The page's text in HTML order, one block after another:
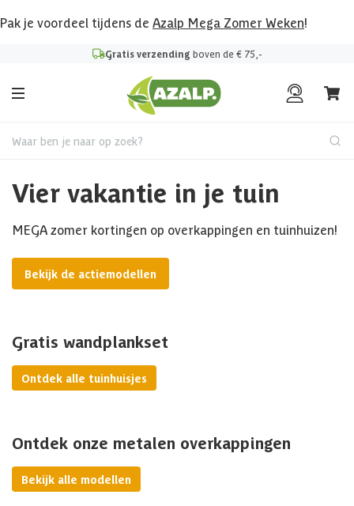
Pak je voordeel tijdens de Azalp Mega Zomer Weken!
Gratis verzending boven de € 75,-
Waar ben je naar op zoek?
Vier vakantie in je tuin
MEGA zomer kortingen op overkappingen en tuinhuizen!
Bekijk de actiemodellen
Gratis wandplankset
Ontdek alle tuinhuisjes
Ontdek onze metalen overkappingen
Bekijk alle modellen